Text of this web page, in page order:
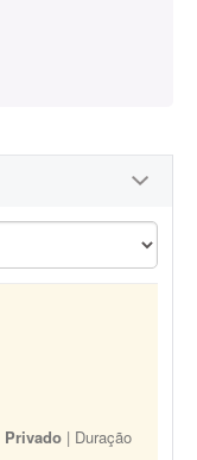
Privado | Duração